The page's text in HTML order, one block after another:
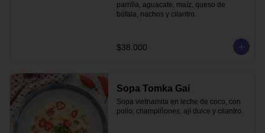
parrilla, aguacate, maíz, queso de
búfala, nachos y cilantro.
$38.000
Sopa Tomka Gai
Sopa vietnamita en leche de coco, con
pollo, champiñones, ají dulce y cilantro.